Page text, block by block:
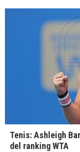
Tenis: Ashleigh
del ranking WTA